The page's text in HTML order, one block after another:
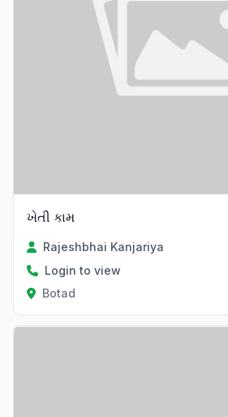
ખેતી કામ
Rajeshbhai Kanjariya
Login to view
Botad